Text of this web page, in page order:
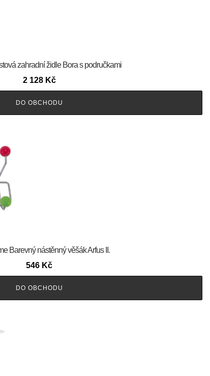
zahradní židle Bora s područkami
2 128 Kč
DO OBCHODU
Barevný nástěnný věšák Arfus II.
546 Kč
DO OBCHODU